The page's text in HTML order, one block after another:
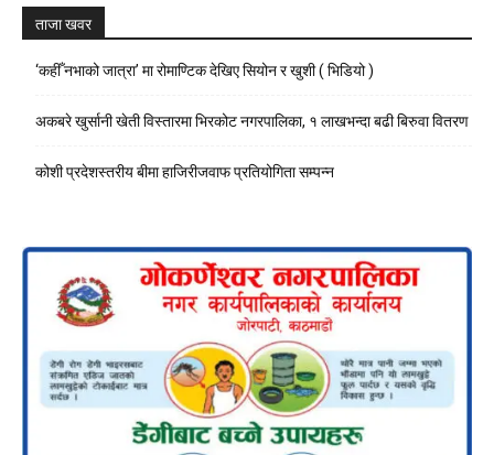
ताजा खवर
‘कहीँ नभाको जात्रा’ मा रोमाण्टिक देखिए सियोन र खुशी ( भिडियो )
अकबरे खुर्सानी खेती विस्तारमा भिरकोट नगरपालिका, १ लाखभन्दा बढी बिरुवा वितरण
कोशी प्रदेशस्तरीय बीमा हाजिरीजवाफ प्रतियोगिता सम्पन्न